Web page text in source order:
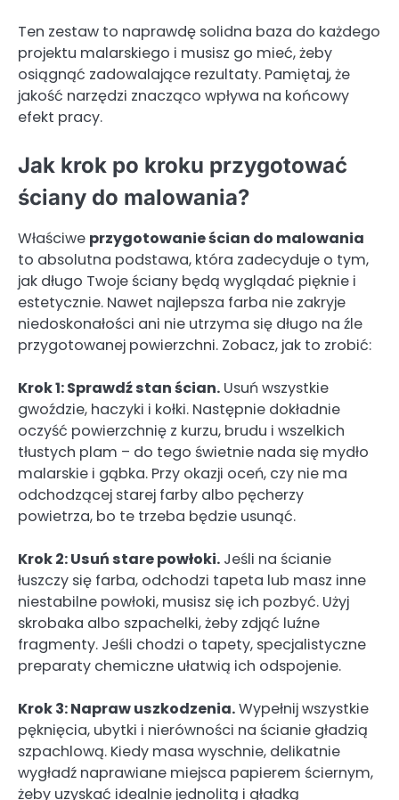
Ten zestaw to naprawdę solidna baza do każdego
projektu malarskiego i musisz go mieć, żeby
osiągnąć zadowalające rezultaty. Pamiętaj, że
jakość narzędzi znacząco wpływa na końcowy
efekt pracy.
Jak krok po kroku przygotować
ściany do malowania?
Właściwe przygotowanie ścian do malowania
to absolutna podstawa, która zadecyduje o tym,
jak długo Twoje ściany będą wyglądać pięknie i
estetycznie. Nawet najlepsza farba nie zakryje
niedoskonałości ani nie utrzyma się długo na źle
przygotowanej powierzchni. Zobacz, jak to zrobić:
Krok 1: Sprawdź stan ścian. Usuń wszystkie
gwoździe, haczyki i kołki. Następnie dokładnie
oczyść powierzchnię z kurzu, brudu i wszelkich
tłustych plam – do tego świetnie nada się mydło
malarskie i gąbka. Przy okazji oceń, czy nie ma
odchodzącej starej farby albo pęcherzy
powietrza, bo te trzeba będzie usunąć.
Krok 2: Usuń stare powłoki. Jeśli na ścianie
łuszczy się farba, odchodzi tapeta lub masz inne
niestabilne powłoki, musisz się ich pozbyć. Użyj
skrobaka albo szpachelki, żeby zdjąć luźne
fragmenty. Jeśli chodzi o tapety, specjalistyczne
preparaty chemiczne ułatwią ich odspojenie.
Krok 3: Napraw uszkodzenia.Wypełnij wszystkie
pęknięcia, ubytki i nierówności na ścianie gładzią
szpachlową. Kiedy masa wyschnie, delikatnie
wygładź naprawiane miejsca papierem ściernym,
żeby uzyskać idealnie jednolitą i gładką